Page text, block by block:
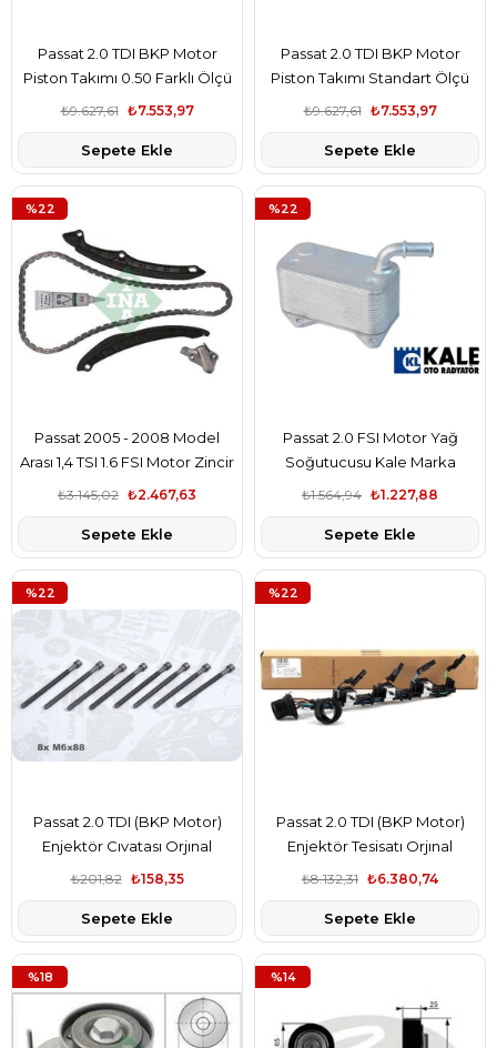
Passat 2.0 TDI BKP Motor
Piston Takımı 0.50 Farklı Ölçü
ISS Marka
₺7.553,97
₺9.627,61
Sepete Ekle
Passat 2.0 TDI BKP Motor
Piston Takımı Standart Ölçü
ISS Marka
₺7.553,97
₺9.627,61
Sepete Ekle
Passat 2005 - 2008 Model
Arası 1,4 TSI 1.6 FSI Motor Zincir
Seti INA Marka
₺2.467,63
₺3.145,02
Sepete Ekle
%22
Passat 2.0 FSI Motor Yağ
Soğutucusu Kale Marka
₺1.227,88
₺1.564,94
Sepete Ekle
%22
Passat 2.0 TDI (BKP Motor)
Enjektör Cıvatası Orjınal
₺158,35
₺201,82
Sepete Ekle
%22
Passat 2.0 TDI (BKP Motor)
Enjektör Tesisatı Orjınal
₺6.380,74
₺8.132,31
Sepete Ekle
%22
%18 %14